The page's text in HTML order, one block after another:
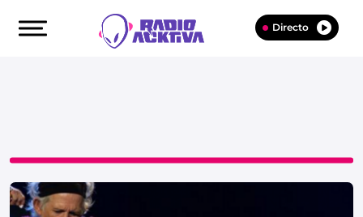
Directo